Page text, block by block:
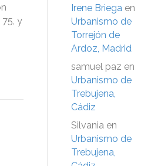
y
Irene Briega en
Urbanismo de
Torrejón de
Ardoz, Madrid
samuel paz en
Urbanismo de
Trebujena,
Cádiz
Silvania en
Urbanismo de
Trebujena,